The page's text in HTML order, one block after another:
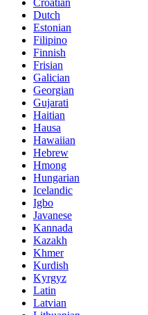
Dutch
Estonian
Filipino
Finnish
Frisian
Galician
Georgian
Gujarati
Haitian
Hausa
Hawaiian
Hebrew
Hmong
Hungarian
Icelandic
Igbo
Javanese
Kannada
Kazakh
Khmer
Kurdish
Kyrgyz
Latin
Latvian